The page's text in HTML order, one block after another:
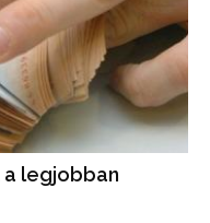
a legjobban